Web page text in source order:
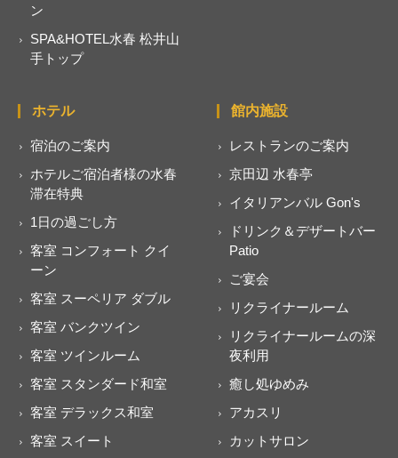
ン
SPA&HOTEL水春 松井山
手トップ
ホテル
宿泊のご案内
ホテルご宿泊者様の水春
滞在特典
1日の過ごし方
客室 コンフォート クイ
ーン
客室 スーペリア ダブル
客室 バンクツイン
客室 ツインルーム
客室 スタンダード和室
客室 デラックス和室
客室 スイート
館内施設
レストランのご案内
京田辺 水春亭
イタリアンバル Gon's
ドリンク＆デザートバー
Patio
ご宴会
リクライナールーム
リクライナールームの深
夜利用
癒し処ゆめみ
アカスリ
カットサロン